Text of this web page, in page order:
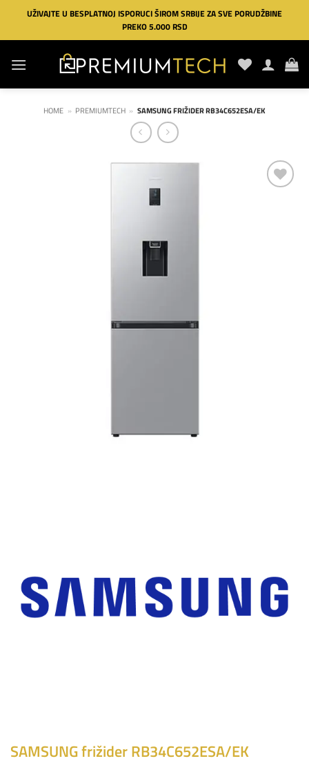
Preskoči
sadržaj
UŽIVAJTE U BESPLATNOJ ISPORUCI ŠIROM SRBIJE ZA SVE PORUDŽBINE
PREKO 5.000 RSD
HOME » PREMIUMTECH » SAMSUNG FRIŽIDER RB34C652ESA/EK
SAMSUNG frižider RB34C652ESA/EK